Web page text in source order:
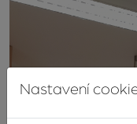
Nastavení